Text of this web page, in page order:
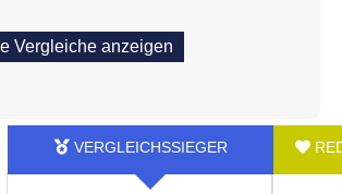
Vergleiche anzeigen